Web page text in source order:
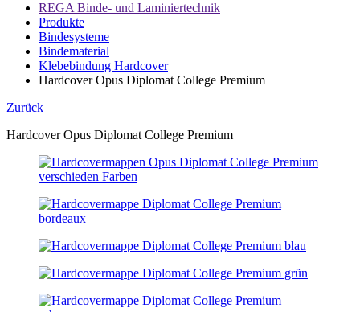
REGA Binde- und Laminiertechnik
Produkte
Bindesysteme
Bindematerial
Klebebindung Hardcover
Hardcover Opus Diplomat College Premium
Zurück
Hardcover Opus Diplomat College Premium